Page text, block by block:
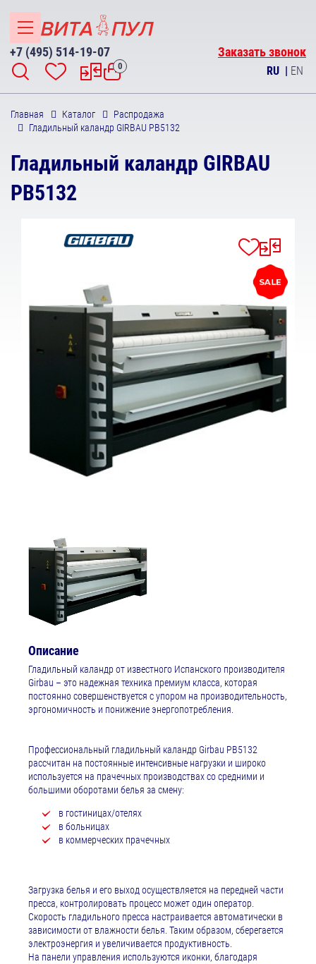
+7 (495) 514-19-07 Заказать звонок
0 RU | EN
Главная Каталог
Распродажа
Гладильный каландр GIRBAU РВ5132
Гладильный каландр GIRBAU
РВ5132
Описание
Гладильный каландр от известного Испанского производителя
Girbau – это надежная техника премиум класса, которая
постоянно совершенствуется с упором на производительность,
эргономичность и понижение энергопотребления.
Профессиональный гладильный каландр Girbau PB5132
рассчитан на постоянные интенсивные нагрузки и широко
используется на прачечных производствах со средними и
большими оборотами белья за смену:
в гостиницах/отелях
в больницах
в коммерческих прачечных
Загрузка белья и его выход осуществляется на передней части
пресса, контролировать процесс может один оператор.
Скорость гладильного пресса настраивается автоматически в
зависимости от влажности белья. Таким образом, сберегается
электроэнергия и увеличивается продуктивность.
Hа панели управления используются иконки, благодаря